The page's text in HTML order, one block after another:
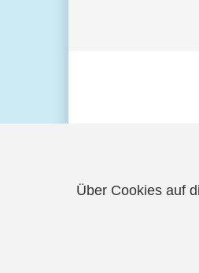
Über Cookies auf